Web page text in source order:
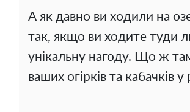
А як давно ви ходили на
так, якщо ви ходите туди
унікальну нагоду. Що ж
ваших огірків та кабачків у